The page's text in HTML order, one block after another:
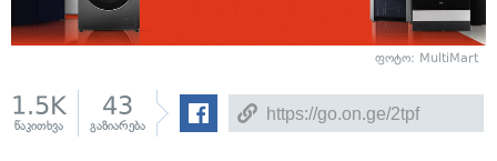
ფოტო: MultiMart
1.5K
წაკითხვა
43
გაზიარება